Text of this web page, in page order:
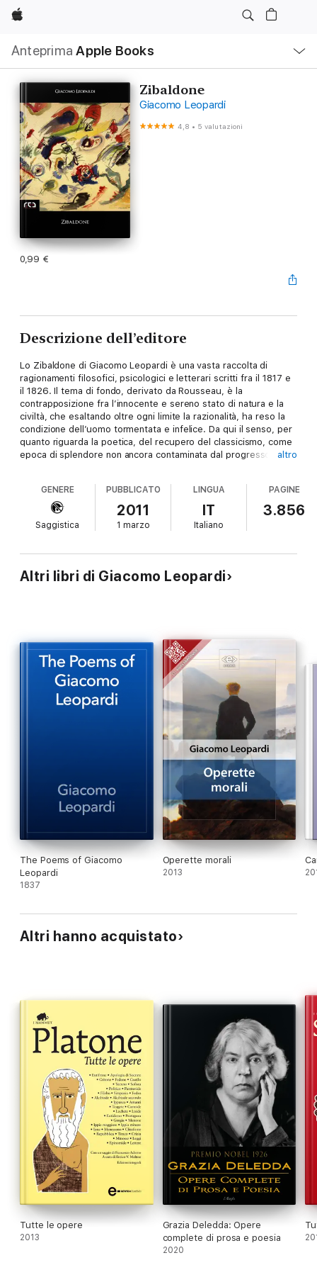
Apple
Anteprima Apple Books
locale
Apri
Menu
Zibaldone
Giacomo Leopardi
4,8 • 5 valutazioni
0,99 €
Descrizione dell’editore
Lo Zibaldone di Giacomo Leopardi è una vasta raccolta di
ragionamenti filosofici, psicologici e letterari scritti fra il 1817 e
il 1826. Il tema di fondo, derivato da Rousseau, è la
contrapposizione fra l’innocente e sereno stato di natura e la
civiltà, che esaltando oltre ogni limite la razionalità, ha reso la
condizione dell’uomo tormentata e infelice. Da qui il senso, per
quanto riguarda la poetica, del recupero del classicismo, come
epoca di splendore non ancora contaminata dal progresso ealtro
GENERE
Saggistica
PUBBLICATO
2011
1 marzo
LINGUA
IT
Italiano
PAGINE
3.856
Altri libri di Giacomo Leopardi
The Poems of Giacomo
Leopardi
1837
Operette morali
2013
Altri hanno acquistato
Tutte le opere
2013
Grazia Deledda: Opere
complete di prosa e poesia
2020